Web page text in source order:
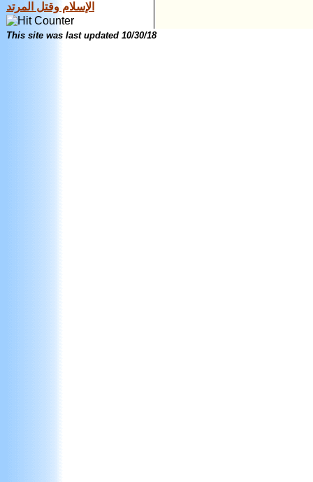
الإسلام وقتل المرتد
This site was last updated 10/30/18